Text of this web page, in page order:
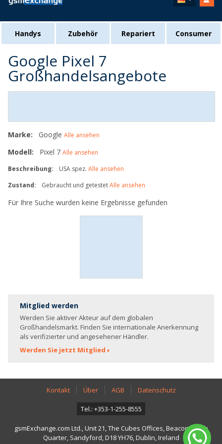
Handys Zubehör Repariert Consumer
Google Pixel 7
Großhandelsangebote
Marke: Google Alle ansehen
Modell: Pixel 7 Alle ansehen
Beschreibung:
USA spez. Alle ansehen
Zustand:
Gebraucht und getestetAlle ansehen
Für Ihre Suche wurden keine Ergebnisse gefunden
Mitglied werden
Werden Sie aktiver Akteur auf dem globalen
Großhandelsmarkt. Finden Sie internationale Anerkennung
als verifizierter und angesehener Händler.
Werden Sie jetzt Mitglied
Kontakt Über AGB Datenschutz
Tel.: +353-1-255-8555
gsmExchange.com Ltd., Unit 21, The Cubes Offices, Beacon South
Quarter, Sandyford, D18 YH76, Dublin, Ireland